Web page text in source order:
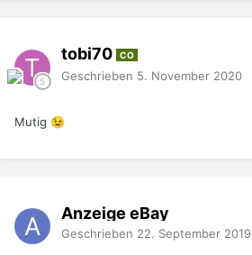
tobi70 CO
Geschrieben 5. November 2020
Mutig 😉
Anzeige eBay
Geschrieben 22. September 2019